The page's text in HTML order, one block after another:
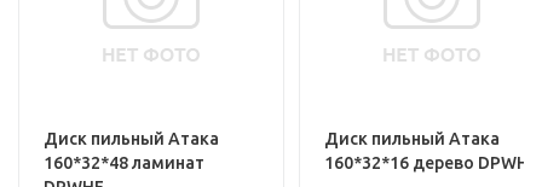
Диск пильный Атака
160*32*48 ламинат
Диск пильный Атака
160*32*16 дерево DPWHF